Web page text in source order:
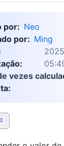
por: Neo
por: Ming
vezes